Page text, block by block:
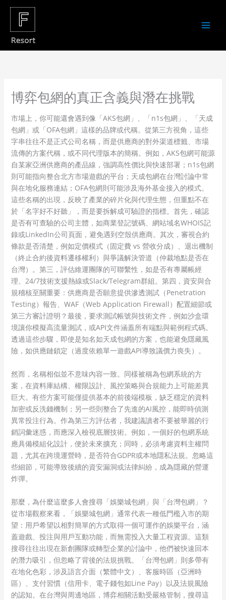
Skip
content
博弈包網的真正含義與潛在挑戰
市場上，你可能還會遇到像「AKS包網」、「n1s包網」、「天成
包網」或「OFA包網」這樣的品牌或代稱。從第三方視角，這些
字串往往不是正式公司名稱，而是供應商的對外渠道標籤、市場
流傳的方案代稱，或不同代理版本的簡稱。例如，AKS包網可能源
自某家亞洲供應商的產品線，強調高性價比與快速部署；n1s包網
則可能指向整合北方市場遊戲的平台；天成包網在台灣討論中常
與在地化服務連結；OFA包網則可能涉及海外基金接入的模式。
這些名稱的出現，反映了產業的碎片化與代理生態，但重點不在
於「名字好不好聽」，而是要拆解成可驗證的指標。首先，確認
是否有可查驗的公司主體，如商業登記號碼、網站域名WHOIS記
錄或LinkedIn公司頁面，避免遇到空殼供應商。其次，審視合約
條款是否清楚，例如定價模式（固定費 vs 營收分成）、退出機制
（終止合約後資料遷移權利）與爭議解決管道（仲裁地點是否在
台灣）。第三，評估維運團隊的可聯繫性，如是否有專屬帳經
理、24/7技術支援熱線或Slack/Telegram群組。第四，資安與合
規稽核至關重要：供應商是否願意提供滲透測試（Penetration
Testing）報告、WAF（Web Application Firewall）配置細節或
第三方審計證明？最後，要求測試帳號與技術文件，例如沙盒環
境讓你模擬高流量測試，或API文件涵蓋所有端點與範例程式碼。
透過這些步驟，即使是知名如天成包網的方案，也能避免隱藏風
險，如供應鏈鎖定（過度依賴單一遊戲API導致議價力喪失）。
然而，名稱相似並不意味內容一致。同樣被稱為包網系統的方
案，在資料庫結構、權限設計、風控策略與合規能力上可能差異
巨大。有些方案可能僅提供基本的前後端模板，缺乏穩定的資料
加密或反洗錢機制；另一些則整合了先進的AI風控，能即時偵測
異常投注行為。作為第三方評估者，我建議讀者不要被華麗的行
銷詞彙迷惑，而應深入檢視底層技術。例如，一個好的包網系統
應具備模組化設計，便於未來擴充；同時，必須考慮資料主權問
題，尤其在跨境運營時，是否符合GDPR或本地隱私法規。忽略這
些細節，可能導致後續的資安漏洞或法律糾紛，成為隱藏的營運
炸彈。
那麼，為什麼這麼多人會搜尋「娛樂城包網」與「台灣包網」？
從市場觀察來看，「娛樂城包網」通常代表一種低門檻入市的期
望：用戶希望以相對簡單的方式取得一個可運作的娛樂平台，涵
蓋遊戲、投注與用戶互動功能，而無需投入大量工程資源。這類
搜尋往往出現在新創團隊或轉型企業的討論中，他們被快速回本
的潛力吸引，但忽略了背後的法規挑戰。「台灣包網」則多帶有
在地化色彩，涉及語言介面（繁體中文）、客服時區（亞洲時
區）、支付習慣（信用卡、電子錢包如Line Pay）以及法規風險
的認知。在台灣與周邊地區，博弈相關活動受嚴格管制，搜尋這